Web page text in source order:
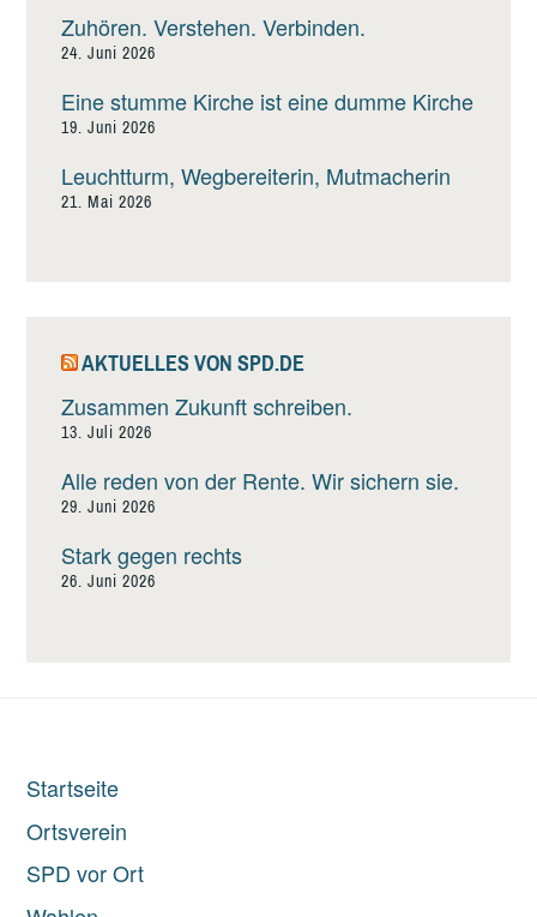
Zuhören. Verstehen. Verbinden.
24. Juni 2026
Eine stumme Kirche ist eine dumme Kirche
19. Juni 2026
Leuchtturm, Wegbereiterin, Mutmacherin
21. Mai 2026
AKTUELLES VON SPD.DE
Zusammen Zukunft schreiben.
13. Juli 2026
Alle reden von der Rente. Wir sichern sie.
29. Juni 2026
Stark gegen rechts
26. Juni 2026
Startseite
Ortsverein
SPD vor Ort